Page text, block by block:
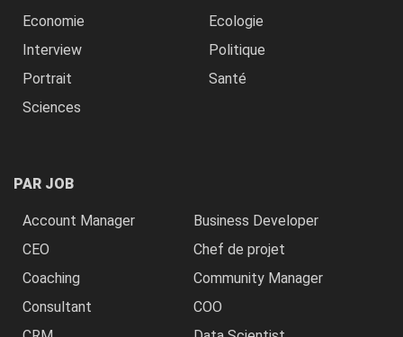
Economie
Ecologie
Interview
Politique
Portrait
Santé
Sciences
PAR JOB
Account Manager
Business Developer
CEO
Chef de projet
Coaching
Community Manager
Consultant
COO